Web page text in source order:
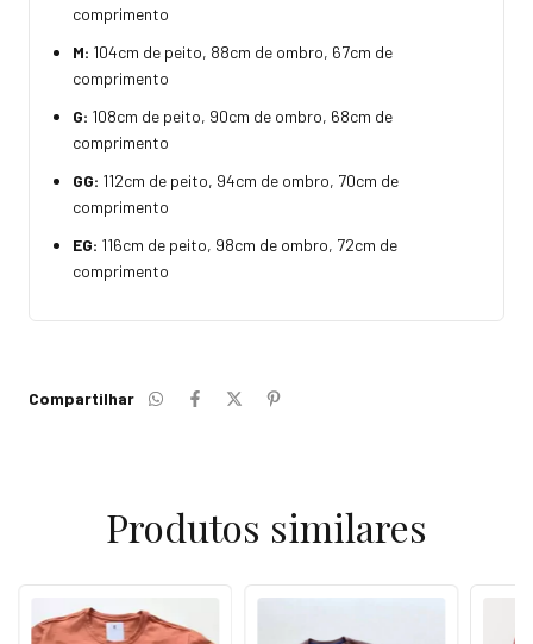
comprimento
M: 104cm de peito, 88cm de ombro, 67cm de
comprimento
G: 108cm de peito, 90cm de ombro, 68cm de
comprimento
GG: 112cm de peito, 94cm de ombro, 70cm de
comprimento
EG: 116cm de peito, 98cm de ombro, 72cm de
comprimento
Compartilhar
Produtos similares